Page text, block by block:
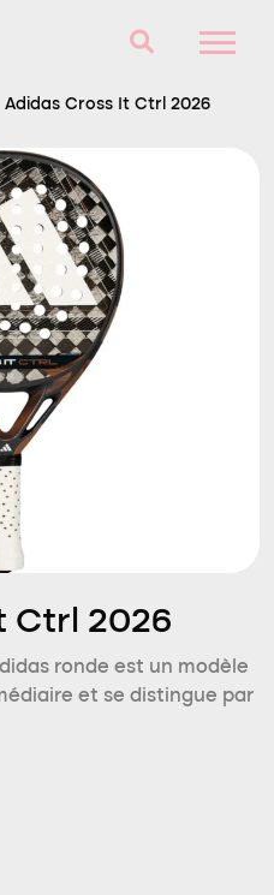
Padel
Adidas Cross It Ctrl 2026
Ctrl 2026
ronde est un modèle
et se distingue par